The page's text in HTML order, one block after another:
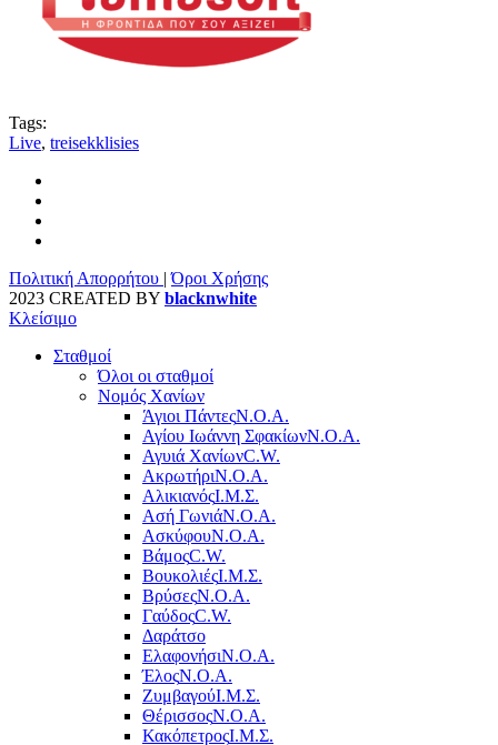
Tags:
Live, treisekklisies
Πολιτική Απορρήτου |Όροι Χρήσης
2023 CREATED BY blacknwhite
Κλείσιμο
Σταθμοί
Όλοι οι σταθμοί
Νομός Χανίων
Άγιοι ΠάντεςΝ.Ο.Α.
Αγίου Ιωάννη ΣφακίωνΝ.Ο.Α.
Αγυιά ΧανίωνC.W.
ΑκρωτήριΝ.Ο.Α.
ΑλικιανόςΙ.Μ.Σ.
Ασή ΓωνιάΝ.Ο.Α.
ΑσκύφουΝ.Ο.Α.
ΒάμοςC.W.
ΒουκολιέςΙ.Μ.Σ.
ΒρύσεςΝ.Ο.Α.
ΓαύδοςC.W.
Δαράτσο
ΕλαφονήσιΝ.Ο.Α.
ΈλοςΝ.Ο.Α.
ΖυμβαγούΙ.Μ.Σ.
ΘέρισσοςΝ.Ο.Α.
ΚακόπετροςΙ.Μ.Σ.